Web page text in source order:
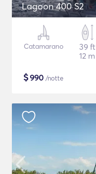
Lagoon 400 S2
Catamarano
39 ft
12 m
$990 /notte